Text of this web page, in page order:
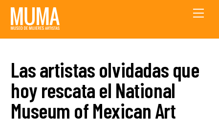
Skip
Las artistas olvidadas que
hoy rescata el National
Museum of Mexican Art